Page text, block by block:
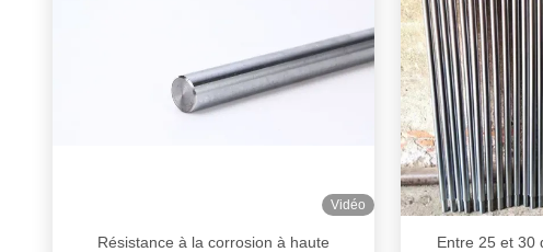
Vidéo
Résistance à la corrosion à haute
Entre 25 et 30